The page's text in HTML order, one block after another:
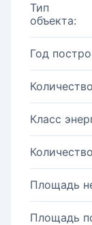
Тип
объекта:
Год
Класс
Площадь
Площадь